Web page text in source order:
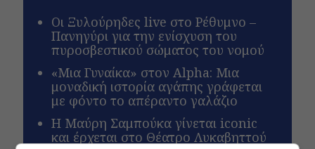
Οι Ξυλούρηδες live στο Ρέθυμνο –
Πανηγύρι για την ενίσχυση του
πυροσβεστικού σώματος του νομού
«Μια Γυναίκα» στον Alpha: Μια
μοναδική ιστορία αγάπης γράφεται
με φόντο το απέραντο γαλάζιο
Η Μαύρη Σαμπούκα γίνεται iconic
και έρχεται στο Θέατρο Λυκαβηττού